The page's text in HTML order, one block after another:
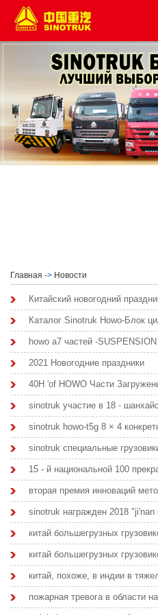
Главная -> Новости
Китайский новогодний
Каталог Sinotruk Howo-Блок
howo a7 частей -
2021 Новогодние праздники
40H 'of HOWO Части